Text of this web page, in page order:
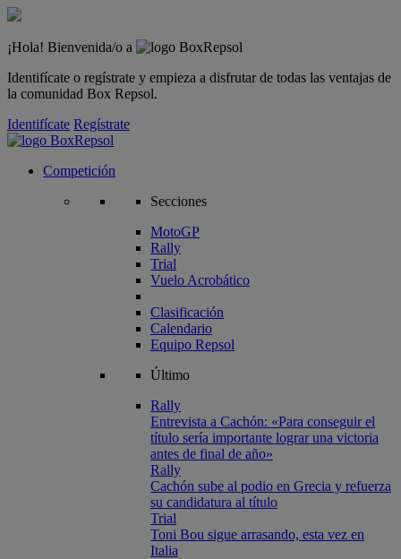
¡Hola! Bienvenida/o a
Identifícate o regístrate y empieza a disfrutar de todas las ventajas de
la comunidad Box Repsol.
Identifícate Regístrate
Competición
Secciones
MotoGP
Rally
Trial
Vuelo Acrobático
Clasificación
Calendario
Equipo Repsol
Último
Rally
Entrevista a Cachón: «Para conseguir el
título sería importante lograr una victoria
antes de final de año»
Rally
Cachón sube al podio en Grecia y refuerza
su candidatura al título
Trial
Toni Bou sigue arrasando, esta vez en
Italia